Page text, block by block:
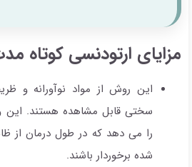
مزایای ارتودنسی کوتاه
این روش از مواد نوآورانه و
سختی قابل مشاهده هستند. این
را می دهد که در طول درمان از
شده برخوردار باشند.